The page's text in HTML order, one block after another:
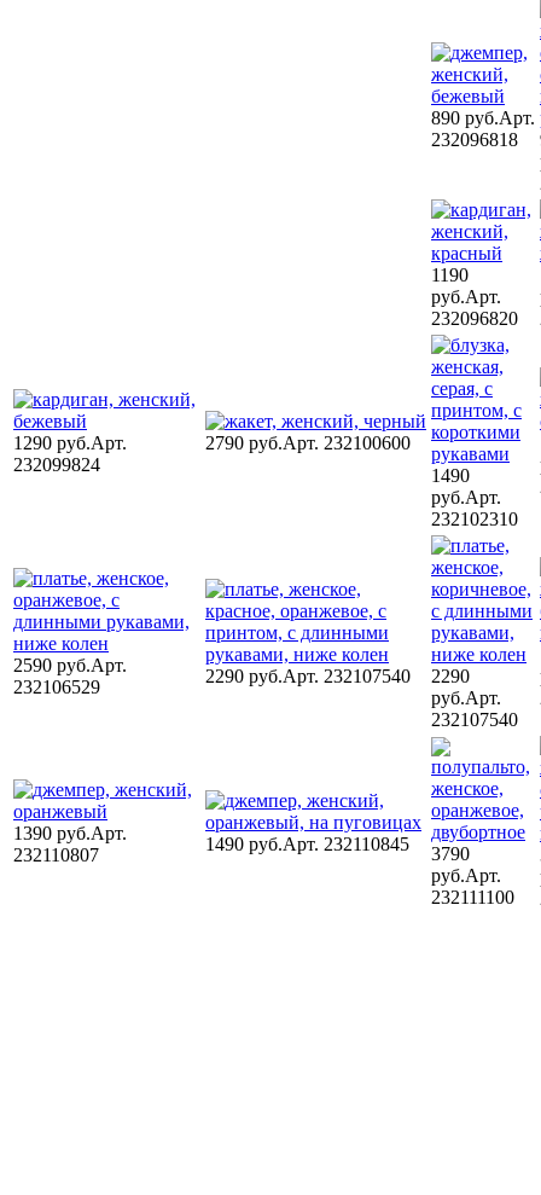
890 руб.Арт.
232096818
1190
руб.Арт.
232096820
1290 руб.Арт.
232099824
2790 руб.Арт. 232100600
1490
руб.Арт.
232102310
2590 руб.Арт.
232106529
2290 руб.Арт. 232107540
2290
руб.Арт.
232107540
1390 руб.Арт.
232110807
1490 руб.Арт. 232110845
3790
руб.Арт.
232111100